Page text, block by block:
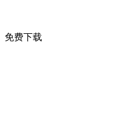
免费下载